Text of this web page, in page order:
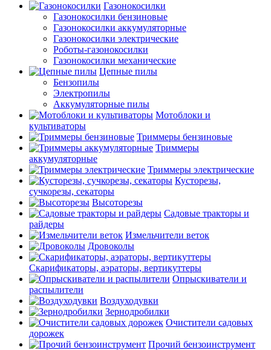
Газонокосилки
Газонокосилки бензиновые
Газонокосилки аккумуляторные
Газонокосилки электрические
Роботы-газонокосилки
Газонокосилки механические
Цепные пилы
Бензопилы
Электропилы
Аккумуляторные пилы
Мотоблоки и
культиваторы
Триммеры бензиновые
Триммеры
аккумуляторные
Триммеры электрические
Кусторезы,
сучкорезы, секаторы
Высоторезы
Садовые тракторы и
райдеры
Измельчители веток
Дровоколы
Скарификаторы, аэраторы, вертикуттеры
Опрыскиватели и
распылители
Воздуходувки
Зернодробилки
Очистители садовых
дорожек
Прочий бензоинструмент